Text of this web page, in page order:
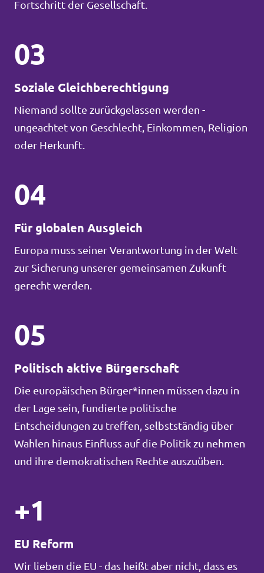
Fortschritt der Gesellschaft.
03
Soziale Gleichberechtigung
Niemand sollte zurückgelassen werden -
ungeachtet von Geschlecht, Einkommen, Religion
oder Herkunft.
04
Für globalen Ausgleich
Europa muss seiner Verantwortung in der Welt
zur Sicherung unserer gemeinsamen Zukunft
gerecht werden.
05
Politisch aktive Bürgerschaft
Die europäischen Bürger*innen müssen dazu in
der Lage sein, fundierte politische
Entscheidungen zu treffen, selbstständig über
Wahlen hinaus Einfluss auf die Politik zu nehmen
und ihre demokratischen Rechte auszuüben.
+1
EU Reform
Wir lieben die EU - das heißt aber nicht, dass es